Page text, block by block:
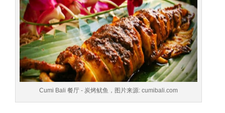
Cumi Bali 餐厅 - 炭烤鱿鱼，图片来源: cumibali.com